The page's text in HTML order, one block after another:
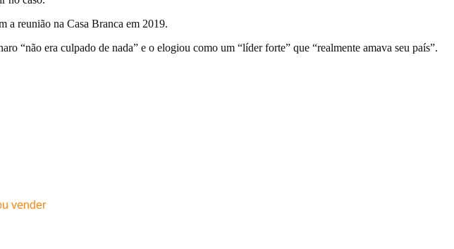
a reunião na Casa Branca em 2019.
“não era culpado de nada” e o elogiou como um “líder forte” que “realmente amava seu país”.
vender